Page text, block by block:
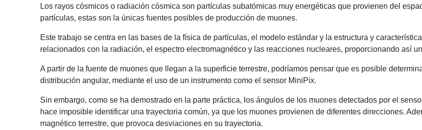
Los rayos cósmicos o radiación cósmica son partículas subatómicas muy energéticas que provienen del
partículas, estas son la únicas fuentes posibles de producción de muones.
Este trabajo se centra en las bases de la física de partículas, el modelo estándar y la estructura y
relacionados con la radiación, el espectro electromagnético y las reacciones nucleares, proporcionando así
A partir de la fuente de muones que llegan a la superficie terrestre, podríamos pensar que es posible
distribución angular, mediante el uso de un instrumento como el sensor MiniPix.
Sin embargo, como se ha demostrado en la parte práctica, los ángulos de los muones detectados por el
hace imposible identificar una trayectoria común, ya que los muones provienen de diferentes direcciones.
magnético terrestre, que provoca desviaciones en su trayectoria.